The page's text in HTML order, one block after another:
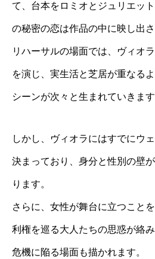
て、台本をロミオとジュリエッ
の秘密の恋は作品の中に映し出さ
リハーサルの場面では、ヴィオ
を演じ、実生活と芝居が重なる
シーンが次々と生まれていきます
しかし、ヴィオラにはすでにウ
決まっており、身分と性別の壁
ります。
さらに、女性が舞台に立つこと
利権を巡る大人たちの思惑が絡
危機に陥る場面も描かれます。